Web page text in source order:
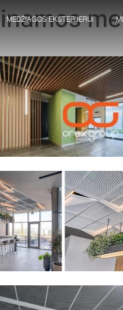
MEDŽIAGOS EKSTERJERUI